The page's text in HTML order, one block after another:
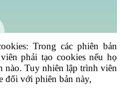
Trong các phiên bản
phải tạo cookies nếu họ
nào. Tuy nhiên lập trình viên
đối với phiên bản này,